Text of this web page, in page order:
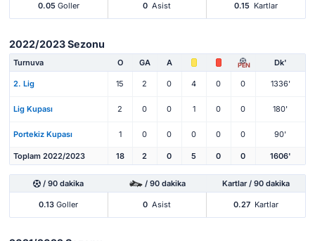
0.05Goller 0 Asist 0.15 Kartlar
2022/2023 Sezonu
Turnuva O GA A PEN Dk'
2. Lig 15 2 0 4 0 0 1336'
Lig Kupası 2 0 0 1 0 0 180'
Portekiz Kupası 1 0 0 0 0 0 90'
Toplam 2022/2023 18 2 0 5 0 0 1606'
/ 90 dakika / 90 dakika Kartlar / 90 dakika
0.13 Goller 0 Asist 0.27 Kartlar